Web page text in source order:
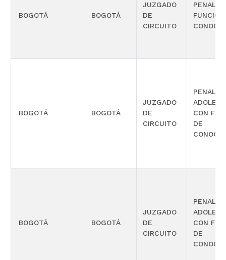
BOGOTÁ BOGOTÁ
JUZGADO
DE
CIRCUITO
PENAL
BOGOTÁ BOGOTÁ
JUZGADO
DE
CIRCUITO
PENAL
CON
DE
BOGOTÁ BOGOTÁ
JUZGADO
DE
CIRCUITO
PENAL
CON
DE